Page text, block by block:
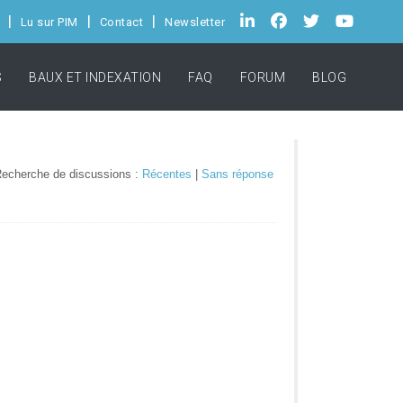
Lu sur PIM Contact Newsletter
BAUX ET INDEXATION FAQ FORUM BLOG
de discussions : Récentes Sans réponse